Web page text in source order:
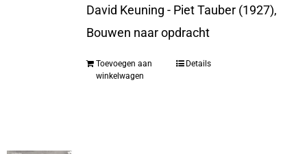
David Keuning - Piet Tauber (1927),
Bouwen naar opdracht
Toevoegen aan
winkelwagen
Details